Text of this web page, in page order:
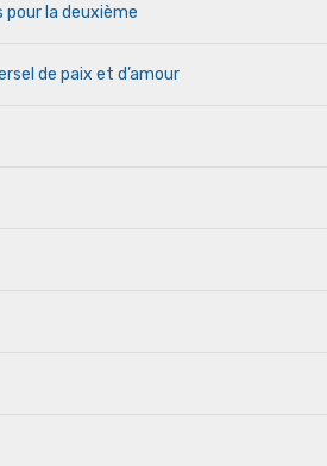
pour la deuxième
de paix et d’amour